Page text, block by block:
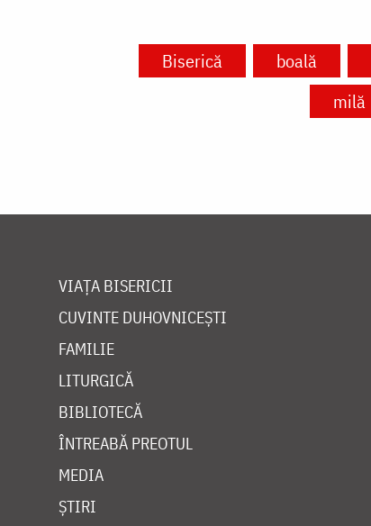
Biserică boală
milă
VIAȚA BISERICII
CUVINTE DUHOVNICEȘTI
FAMILIE
LITURGICĂ
BIBLIOTECĂ
ÎNTREABĂ PREOTUL
MEDIA
ȘTIRI